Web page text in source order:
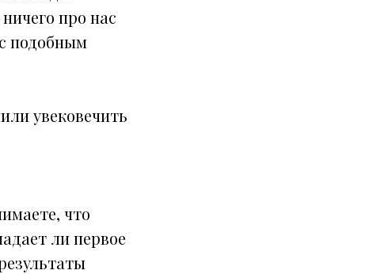
про нас
подобным
увековечить
что
ли первое